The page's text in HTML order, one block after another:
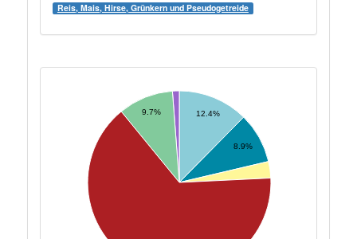
Reis, Mais, Hirse, Grünkern und Pseudogetreide
12.4%
8.9%
9.7%